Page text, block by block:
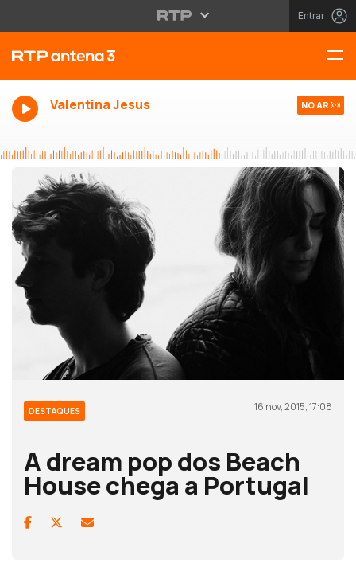
Entrar
Valentina Jesus NO AR
DESTAQUES 16 nov, 2015, 17:08
A dream pop dos Beach
House chega a Portugal